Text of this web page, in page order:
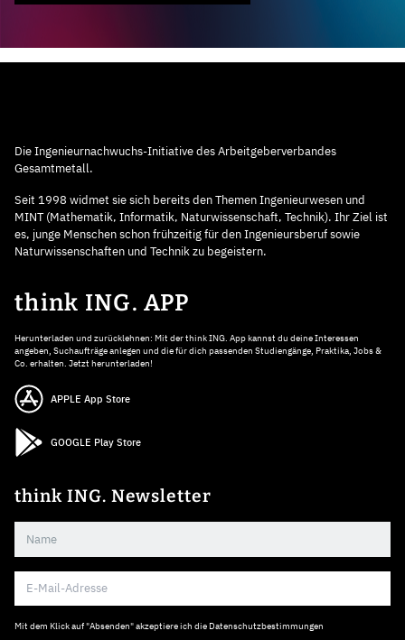
Die Ingenieurnachwuchs-Initiative des Arbeitgeberverbandes
Gesamtmetall.
Seit 1998 widmet sie sich bereits den Themen Ingenieurwesen und
MINT (Mathematik, Informatik, Naturwissenschaft, Technik). Ihr Ziel ist
es, junge Menschen schon frühzeitig für den Ingenieursberuf sowie
Naturwissenschaften und Technik zu begeistern.
think ING. APP
Herunterladen und zurücklehnen: Mit der think ING. App kannst du deine Interessen
angeben, Suchaufträge anlegen und die für dich passenden Studiengänge, Praktika, Jobs &
Co. erhalten. Jetzt herunterladen!
APPLE App Store
GOOGLE Play Store
think ING. Newsletter
Mit dem Klick auf "Absenden" akzeptiere ich die Datenschutzbestimmungen